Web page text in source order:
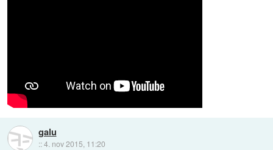
galu
::4. nov 2015, 11:20